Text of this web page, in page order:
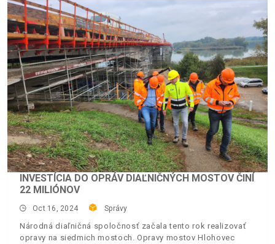
INVESTÍCIA DO OPRÁV DIAĽNIČNÝCH MOSTOV ČINÍ
22 MILIÓNOV
Oct 16, 2024 Správy
Národná diaľničná spoločnosť začala tento rok realizovať
opravy na siedmich mostoch. Opravy mostov Hlohovec